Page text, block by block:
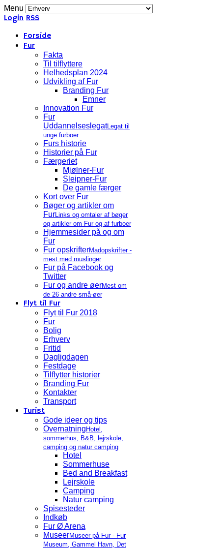
Menu
Login RSS
Forside
Fur
Fakta
Til tilflyttere
Helhedsplan 2024
Udvikling af Fur
Branding Fur
Emner
Innovation Fur
Fur
UddannelseslegatLegat til
unge furboer
Furs historie
Historier på Fur
Færgeriet
Mjølner-Fur
Sleipner-Fur
De gamle færger
Kort over Fur
Bøger og artikler om
FurLinks og omtaler af bøger
og artikler om Fur og af furboer
Hjemmesider på og om
Fur
Fur opskrifterMadopskrifter -
mest med muslinger
Fur på Facebook og
Twitter
Fur og andre øerMest om
de 26 andre små-øer
Flyt til Fur
Flyt til Fur 2018
Fur
Bolig
Erhverv
Fritid
Dagligdagen
Festdage
Tilflytter historier
Branding Fur
Kontakter
Transport
Turist
Gode ideer og tips
Overnatning Hotel,
sommerhus, B&B, lejrskole,
camping og natur camping
Hotel
Sommerhuse
Bed and Breakfast
Lejrskole
Camping
Natur camping
Spisesteder
Indkøb
Fur Ø Arena
MuseerMuseer på Fur - Fur
Museum, Gammel Havn, Det